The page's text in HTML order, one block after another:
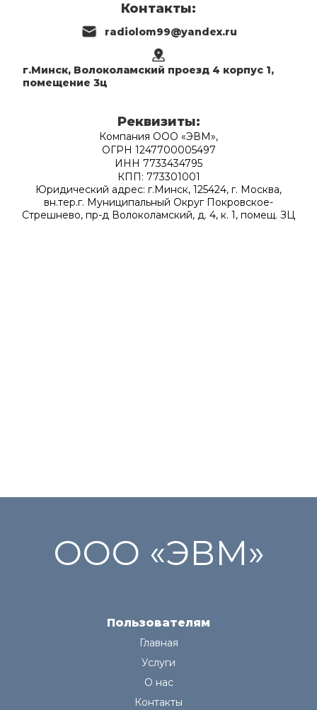
Контакты:
radiolom99@yandex.ru
г.Минск, Волоколамский проезд 4 корпус 1,
помещение 3ц
Реквизиты:
Компания ООО «ЭВМ»,
ОГРН 1247700005497
ИНН 7733434795
КПП: 773301001
Юридический адрес: г.Минск, 125424, г. Москва,
вн.тер.г. Муниципальный Округ Покровское-
Стрешнево, пр-д Волоколамский, д. 4, к. 1, помещ. ЗЦ
ООО «ЭВМ»
Пользователям
Главная
Услуги
О нас
Контакты